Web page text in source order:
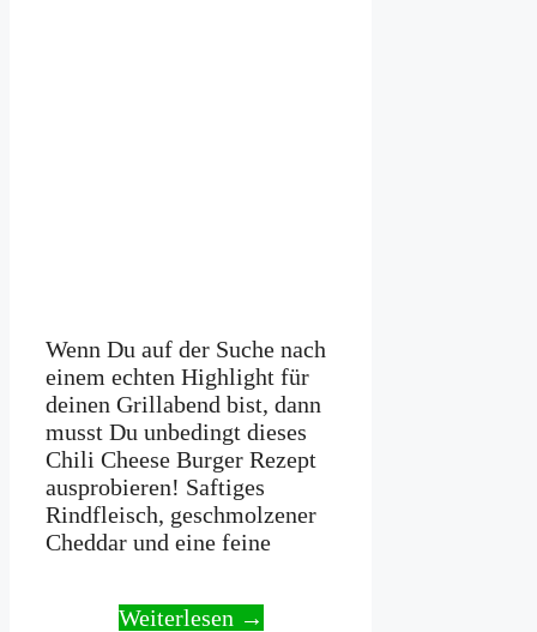
Wenn Du auf der Suche nach
einem echten Highlight für
deinen Grillabend bist, dann
musst Du unbedingt dieses
Chili Cheese Burger Rezept
ausprobieren! Saftiges
Rindfleisch, geschmolzener
Cheddar und eine feine
Weiterlesen →